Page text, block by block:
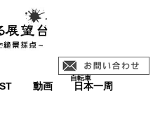
動画 日本一周